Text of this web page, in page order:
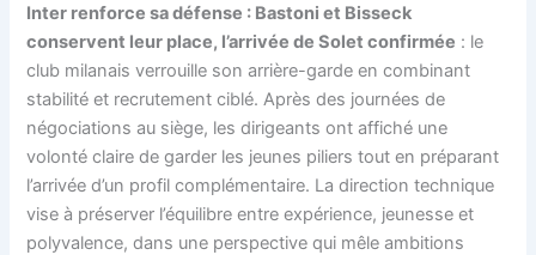
Inter renforce sa défense : Bastoni et Bisseck
conservent leur place, l’arrivée de Solet confirmée : le
club milanais verrouille son arrière-garde en combinant
stabilité et recrutement ciblé. Après des journées de
négociations au siège, les dirigeants ont affiché une
volonté claire de garder les jeunes piliers tout en préparant
l’arrivée d’un profil complémentaire. La direction technique
vise à préserver l’équilibre entre expérience, jeunesse et
polyvalence, dans une perspective qui mêle ambitions